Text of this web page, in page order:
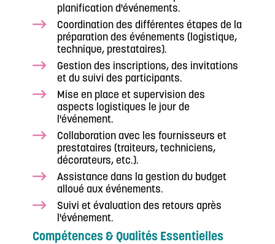
planification d'événements.
Coordination des différentes étapes de la
préparation des événements (logistique,
technique, prestataires).
Gestion des inscriptions, des invitations
et du suivi des participants.
Mise en place et supervision des
aspects logistiques le jour de
l'événement.
Collaboration avec les fournisseurs et
prestataires (traiteurs, techniciens,
décorateurs, etc.).
Assistance dans la gestion du budget
alloué aux événements.
Suivi et évaluation des retours après
l'événement.
Compétences & Qualités Essentielles